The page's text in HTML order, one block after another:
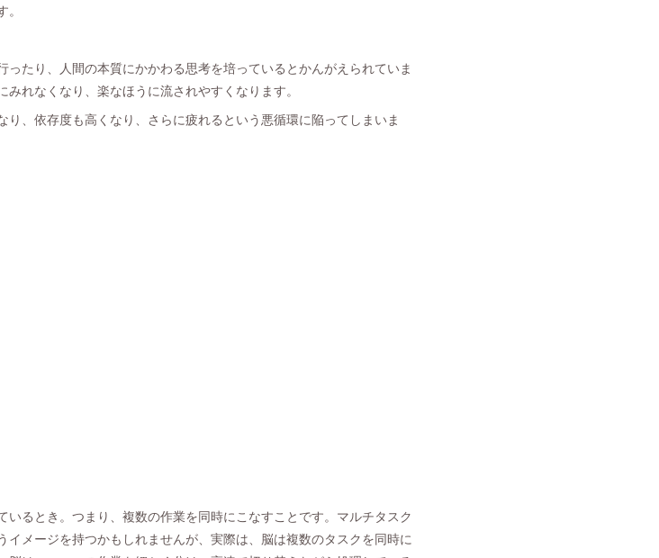
たり、人間の本質にかかわる思考を培っているとかんがえられていま
れなくなり、楽なほうに流されやすくなります。
、依存度も高くなり、さらに疲れるという悪循環に陥ってしまいま
るとき。つまり、複数の作業を同時にこなすことです。マルチタスク
メージを持つかもしれませんが、実際は、脳は複数のタスクを同時に